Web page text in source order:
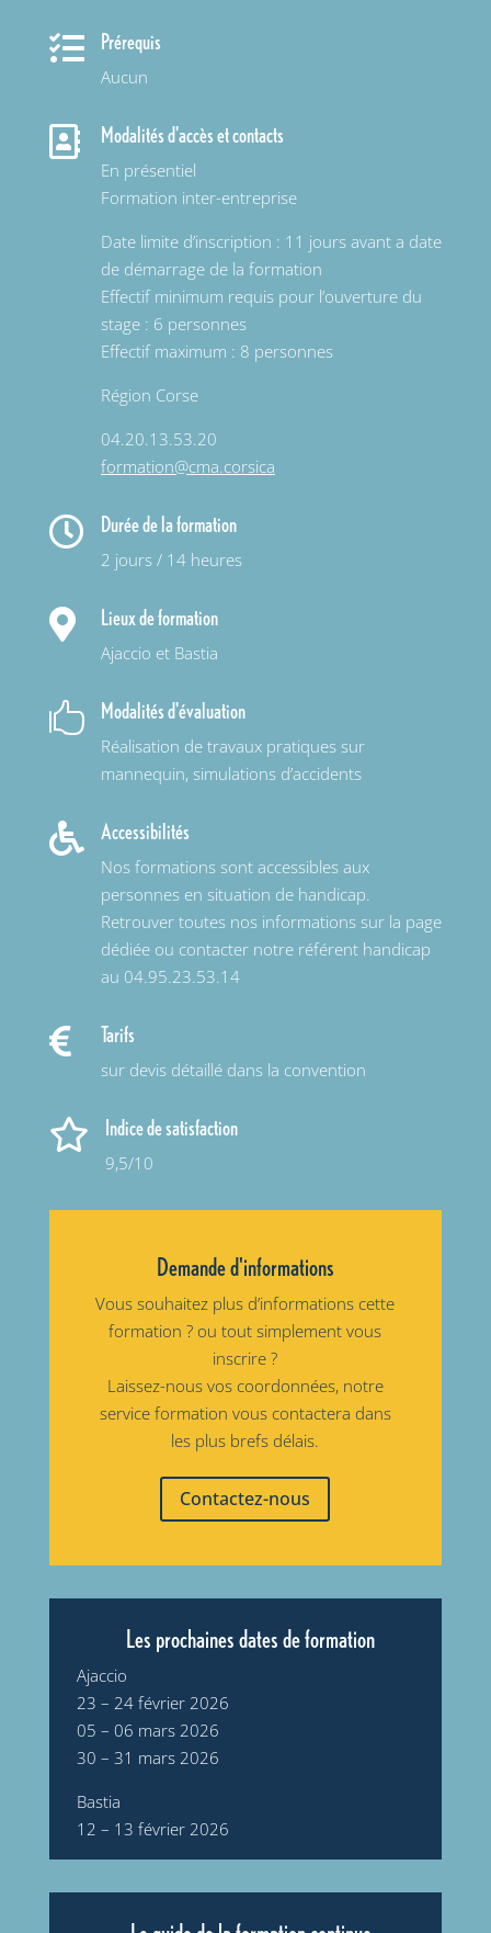
 Prérequis
Aucun
 Modalités d'accès et contacts
En présentiel
Formation inter-entreprise
Date limite d’inscription : 11 jours avant a date
de démarrage de la formation
Effectif minimum requis pour l’ouverture du
stage : 6 personnes
Effectif maximum : 8 personnes
Région Corse
04.20.13.53.20
formation@cma.corsica
 Durée de la formation
2 jours / 14 heures
 Lieux de formation
Ajaccio et Bastia
 Modalités d'évaluation
Réalisation de travaux pratiques sur
mannequin, simulations d’accidents
 Accessibilités
Nos formations sont accessibles aux
personnes en situation de handicap.
Retrouver toutes nos informations sur la page
dédiée ou contacter notre référent handicap
au 04.95.23.53.14
 Tarifs
sur devis détaillé dans la convention
 Indice de satisfaction
9,5/10
Demande d'informations
Vous souhaitez plus d’informations cette
formation ? ou tout simplement vous
inscrire ?
Laissez-nous vos coordonnées, notre
service formation vous contactera dans
les plus brefs délais.
Contactez-nous
Les prochaines dates de formation
Ajaccio
23 – 24 février 2026
05 – 06 mars 2026
30 – 31 mars 2026
Bastia
12 – 13 février 2026